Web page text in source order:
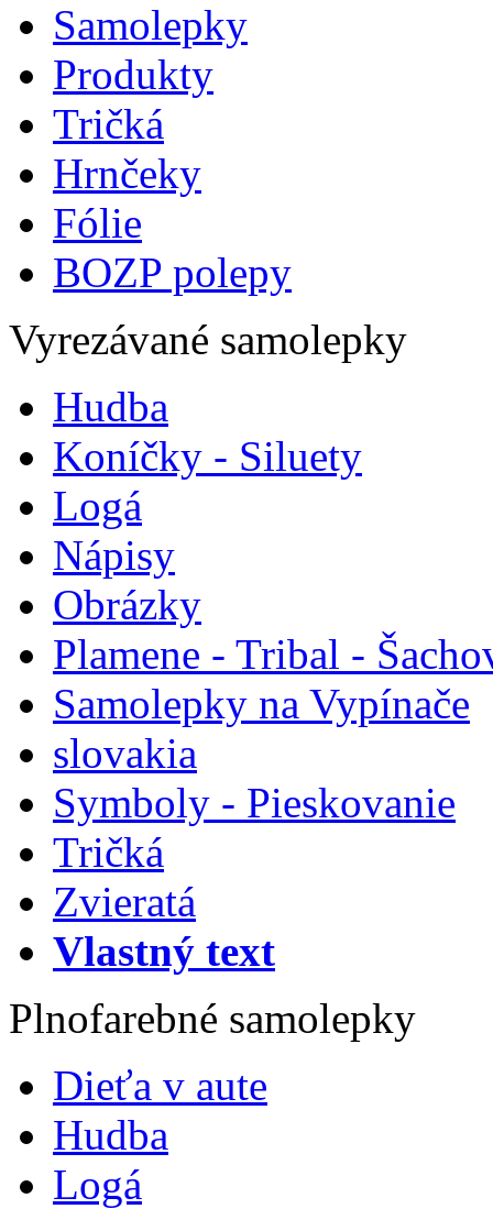
Samolepky
Produkty
Tričká
Hrnčeky
Fólie
BOZP polepy
Vyrezávané samolepky
Hudba
Koníčky - Siluety
Logá
Nápisy
Obrázky
Plamene - Tribal -
Samolepky na Vypínače
slovakia
Symboly - Pieskovanie
Tričká
Zvieratá
Vlastný text
Plnofarebné samolepky
Dieťa v aute
Hudba
Logá